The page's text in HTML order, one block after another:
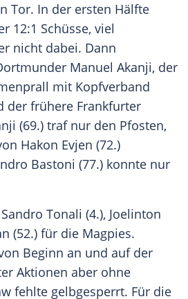
Tor. In der ersten Hälfte
12:1 Schüsse, viel
nicht dabei. Dann
Manuel Akanji, der
mit Kopfverband
der frühere Frankfurter
(69.) traf nur den Pfosten,
Hakon Evjen (72.)
Bastoni (77.) konnte nur
Tonali (4.), Joelinton
(52.) für die Magpies.
Beginn an und auf der
Aktionen aber ohne
fehlte gelbgesperrt. Für die